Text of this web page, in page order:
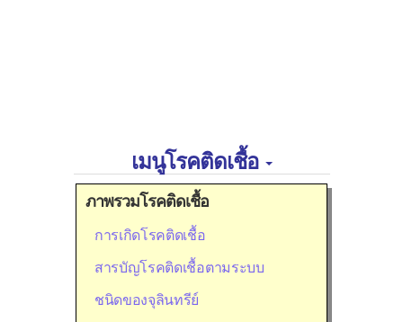
เมนูโรคติดเชื้อ
ภาพรวมโรคติดเชื้อ
การเกิดโรคติดเชื้อ
สารบัญโรคติดเชื้อตามระบบ
ชนิดของจุลินทรีย์